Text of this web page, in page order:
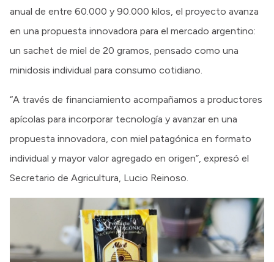
anual de entre 60.000 y 90.000 kilos, el proyecto avanza
en una propuesta innovadora para el mercado argentino:
un sachet de miel de 20 gramos, pensado como una
minidosis individual para consumo cotidiano.
“A través de financiamiento acompañamos a productores
apícolas para incorporar tecnología y avanzar en una
propuesta innovadora, con miel patagónica en formato
individual y mayor valor agregado en origen”, expresó el
Secretario de Agricultura, Lucio Reinoso.